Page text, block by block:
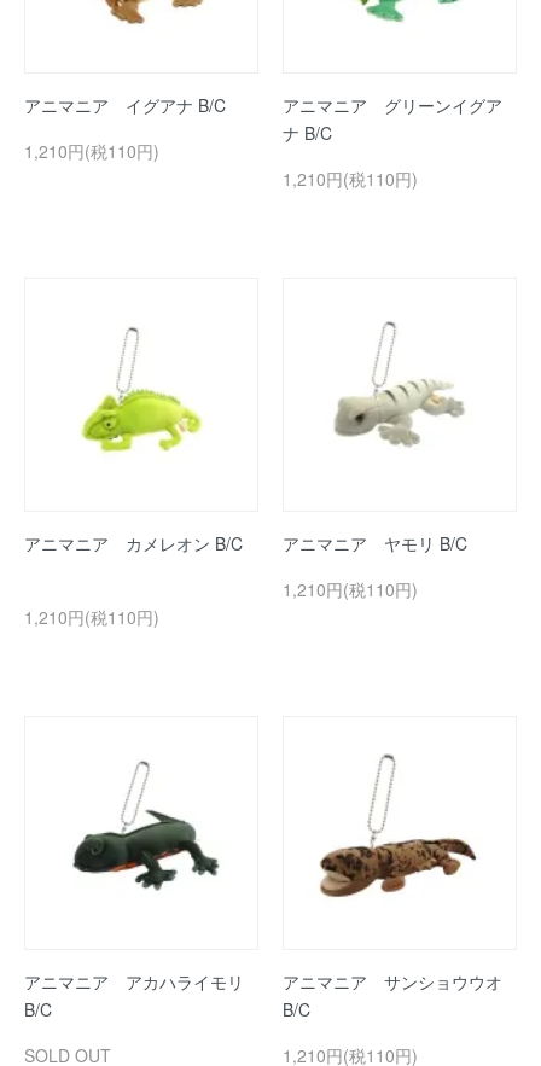
アニマニア イグアナ B/C
1,210円(税110円)
アニマニア グリーンイグア
ナ B/C
1,210円(税110円)
アニマニア カメレオン B/C
1,210円(税110円)
アニマニア ヤモリ B/C
1,210円(税110円)
アニマニア アカハライモリ
B/C
SOLD OUT
アニマニア サンショウウオ
B/C
1,210円(税110円)